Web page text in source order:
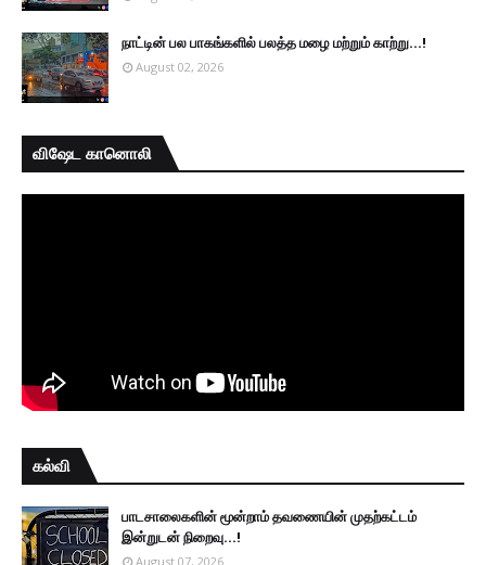
நாட்டின் பல பாகங்களில் பலத்த மழை மற்றும் காற்று...!
August 02, 2026
விஷேட கானொலி
கல்வி
பாடசாலைகளின் மூன்றாம் தவணையின் முதற்கட்டம்
இன்றுடன் நிறைவு...!
August 07, 2026